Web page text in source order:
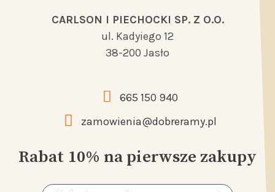
CARLSON I PIECHOCKI SP. Z O.O.
ul. Kadyiego 12
38-200 Jasło
665 150 940
zamowienia@dobreramy.pl
Rabat 10% na pierwsze zakupy